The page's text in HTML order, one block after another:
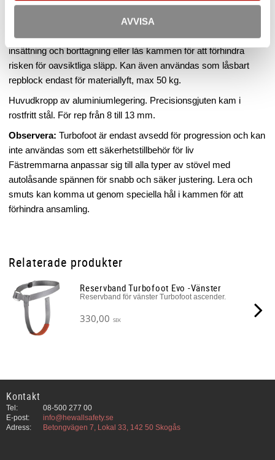
AVVISA
under klättring och lågt slitage på både repet och på själva
ascendern. Kan användas i två olika lägen med en
knapptryckning: frigör kammen för att möjliggöra omedelbar
insättning och borttagning eller lås kammen för att förhindra
risken för oavsiktliga släpp. Kan även användas som låsbart
repblock endast för materiallyft, max 50 kg.
Huvudkropp av aluminiumlegering. Precisionsgjuten kam i
rostfritt stål. För rep från 8 till 13 mm.
Observera: Turbofoot är endast avsedd för progression och kan
inte användas som ett säkerhetstillbehör för liv
Fästremmarna anpassar sig till alla typer av stövel med
autolåsande spännen för snabb och säker justering. Lera och
smuts kan komma ut genom speciella hål i kammen för att
förhindra ansamling.
Relaterade produkter
Reservband Turbofoot Evo -Vänster
Reservband för vänster Turbofoot ascender.
330,00 SEK
Kontakt
Tel:
08-500 277 00
E-post:
info@hewallsafety.se
Adress:
Betongvägen 7, Lokal 33, 142 50 Skogås